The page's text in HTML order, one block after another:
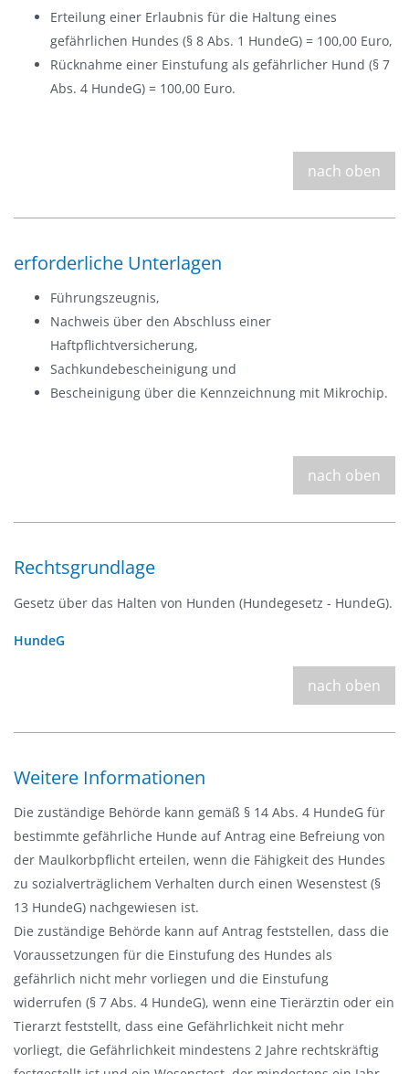
Erteilung einer Erlaubnis für die Haltung eines
gefährlichen Hundes (§ 8 Abs. 1 HundeG) = 100,00 Euro,
Rücknahme einer Einstufung als gefährlicher Hund (§ 7
Abs. 4 HundeG) = 100,00 Euro.
nach oben
erforderliche Unterlagen
Führungszeugnis,
Nachweis über den Abschluss einer
Haftpflichtversicherung,
Sachkundebescheinigung und
Bescheinigung über die Kennzeichnung mit Mikrochip.
nach oben
Rechtsgrundlage
Gesetz über das Halten von Hunden (Hundegesetz - HundeG).
HundeG
nach oben
Weitere Informationen
Die zuständige Behörde kann gemäß § 14 Abs. 4 HundeG für
bestimmte gefährliche Hunde auf Antrag eine Befreiung von
der Maulkorbpflicht erteilen, wenn die Fähigkeit des Hundes
zu sozialverträglichem Verhalten durch einen Wesenstest (§
13 HundeG) nachgewiesen ist.
Die zuständige Behörde kann auf Antrag feststellen, dass die
Voraussetzungen für die Einstufung des Hundes als
gefährlich nicht mehr vorliegen und die Einstufung
widerrufen (§ 7 Abs. 4 HundeG), wenn eine Tierärztin oder ein
Tierarzt feststellt, dass eine Gefährlichkeit nicht mehr
vorliegt, die Gefährlichkeit mindestens 2 Jahre rechtskräftig